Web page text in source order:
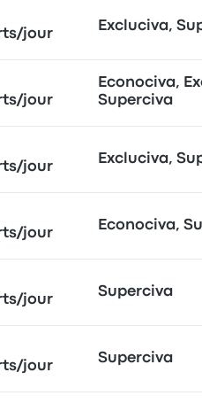
jour
Excluciva,
jour
Econociva,
Superciva
jour
Excluciva,
jour
Econociva,
jour
Superciva
jour
Superciva